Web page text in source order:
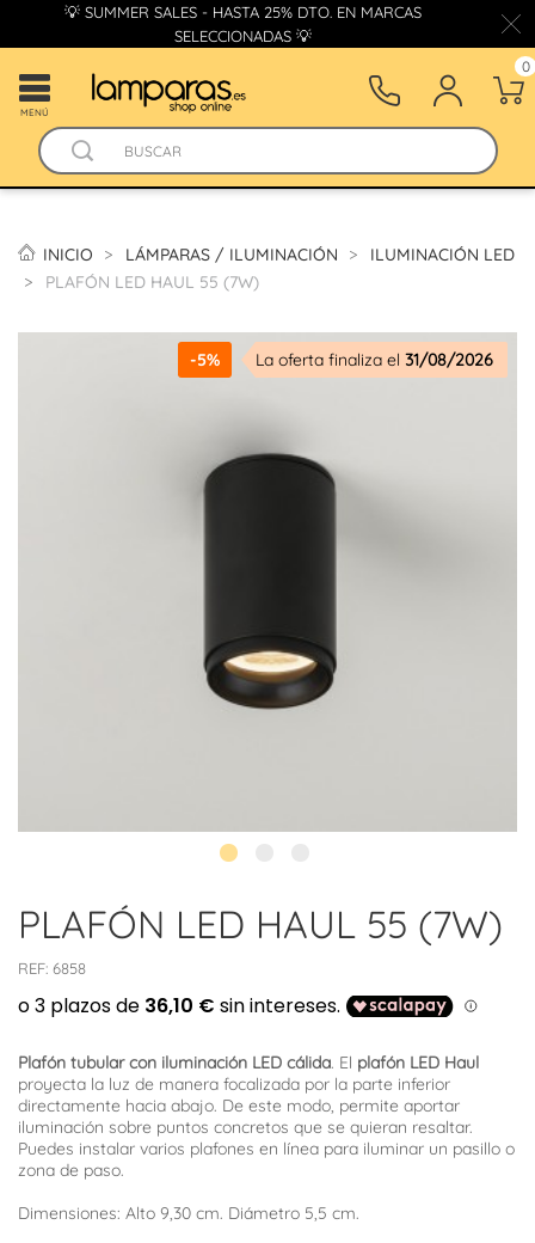
💡 SUMMER SALES - HASTA 25% DTO. EN MARCAS
SELECCIONADAS 💡
MENÚ
0
INICIO LÁMPARAS / ILUMINACIÓN
ILUMINACIÓN LED
PLAFÓN LED HAUL 55 (7W)
-5% La oferta finaliza el 31/08/2026
PLAFÓN LED HAUL 55 (7W)
REF: 6858
Plafón tubular con iluminación LED cálida. El plafón LED Haul
proyecta la luz de manera focalizada por la parte inferior
directamente hacia abajo. De este modo, permite aportar
iluminación sobre puntos concretos que se quieran resaltar.
Puedes instalar varios plafones en línea para iluminar un pasillo o
zona de paso.
Dimensiones: Alto 9,30 cm. Diámetro 5,5 cm.